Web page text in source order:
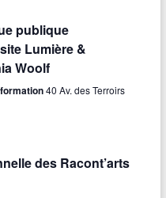
publique
Lumière &
Woolf
40 Av. des Terroirs
des Racont’arts